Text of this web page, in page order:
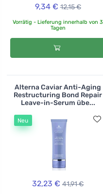
9,34 € 12,15 €
Vorrätig - Lieferung innerhalb von 3
Tagen
Alterna Caviar Anti-Aging
Restructuring Bond Repair
Leave-in-Serum übe...
Neu
32,23 € 41,91 €